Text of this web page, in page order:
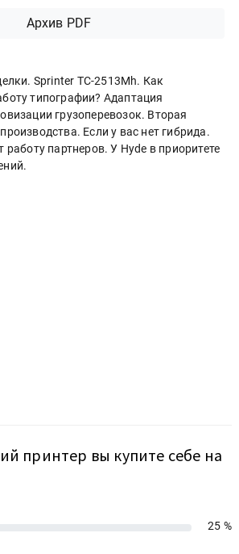
Архив PDF
Sprinter ТС-2513Mh. Как
типографии? Адаптация
грузоперевозок. Вторая
Если у вас нет гибрида.
работу партнеров. У Hyde в приоритете
принтер вы купите себе на
25 %